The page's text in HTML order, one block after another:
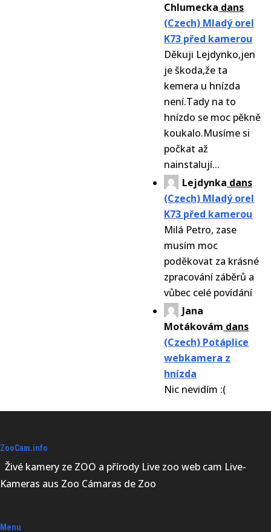
Chlumecka dans
(Czech) Mladý orel
K73 před kamerou
Děkuji Lejdynko,jen
je škoda,že ta
kemera u hnízda
není.Tady na to
hnízdo se moc pěkně
koukalo.Musíme si
počkat až
nainstalují...
Lejdynka dans
(Czech) Mladý orel
K73 před kamerou
Milá Petro, zase
musím moc
poděkovat za krásné
zpracování záběrů a
vůbec celé povídání
Jana
Motákovám dans
(Czech) Potáplice
webkamera z
hnízda
Nic nevidím :(
ZooCam.info
Živé kamery ze ZOO a přírody Live zoo web cam Live-
Kameras aus Zoo Cámaras de Zoo
Menu